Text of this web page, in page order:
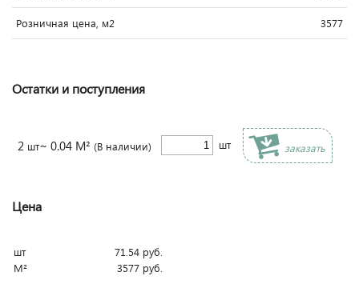
Розничная цена, м2 3577
Остатки и поступления
2 шт~ 0.04 М² (В наличии) шт заказать
Цена
шт 71.54 руб.
М²
3577 руб.